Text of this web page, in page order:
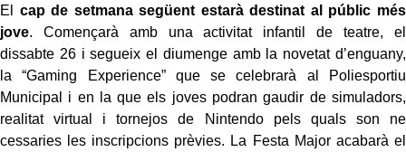
El cap de setmana següent estarà destinat al públic més
jove. Començarà amb una activitat infantil de teatre, el
dissabte 26 i segueix el diumenge amb la novetat d’enguany,
la “Gaming Experience” que se celebrarà al Poliesportiu
Municipal i en la que els joves podran gaudir de simuladors,
realitat virtual i tornejos de Nintendo pels quals son ne
cessaries les inscripcions prèvies. La Festa Major acabarà el